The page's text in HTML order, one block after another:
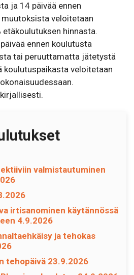
ja 14 päivää ennen
veloitetaan
hinnasta.
ennen koulutusta
tai peruuttamatta jätetystä
veloitetaan
valmistautuminen
irtisanominen käytännössä
4.9.2026
ja tehokas
tehopäivä 23.9.2026